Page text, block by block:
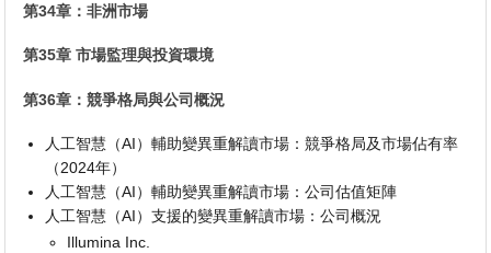
第34章：非洲市場
第35章 市場監理與投資環境
第36章：競爭格局與公司概況
人工智慧（AI）輔助變異重解讀市場：競爭格局及市場佔有率
（2024年）
人工智慧（AI）輔助變異重解讀市場：公司估值矩陣
人工智慧（AI）支援的變異重解讀市場：公司概況
Illumina Inc.